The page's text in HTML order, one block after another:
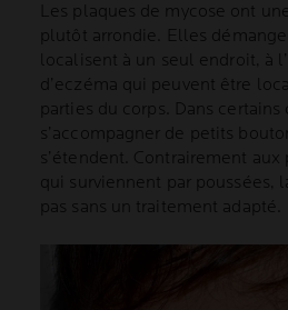
Les plaques de mycose ont
plutôt arrondie. Elles
localisent à un seul endroit, à
d’eczéma qui peuvent être
parties du corps. Dans
s’accompagner de petits
s’étendent. Contrairement aux
qui surviennent par poussées,
pas sans un traitement adapté.